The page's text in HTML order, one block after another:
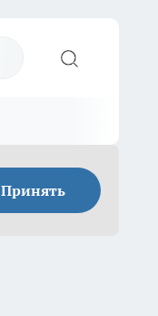
Принять